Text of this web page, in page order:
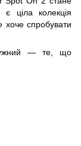
ціла колекція
хоче спробувати
— те, що